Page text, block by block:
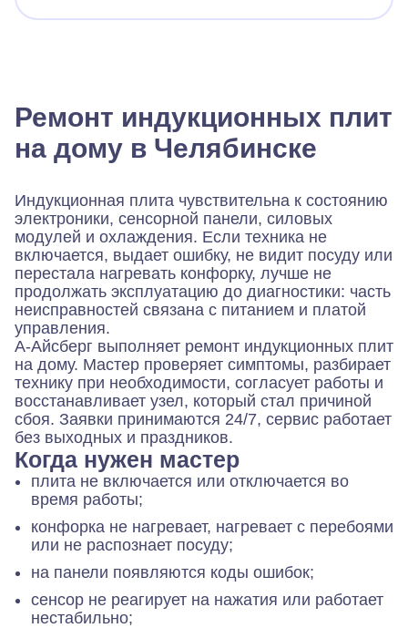
Ремонт индукционных плит
на дому в Челябинске
Индукционная плита чувствительна к состоянию
электроники, сенсорной панели, силовых
модулей и охлаждения. Если техника не
включается, выдает ошибку, не видит посуду или
перестала нагревать конфорку, лучше не
продолжать эксплуатацию до диагностики: часть
неисправностей связана с питанием и платой
управления.
А-Айсберг выполняет ремонт индукционных плит
на дому. Мастер проверяет симптомы, разбирает
технику при необходимости, согласует работы и
восстанавливает узел, который стал причиной
сбоя. Заявки принимаются 24/7, сервис работает
без выходных и праздников.
Когда нужен мастер
плита не включается или отключается во
время работы;
конфорка не нагревает, нагревает с перебоями
или не распознает посуду;
на панели появляются коды ошибок;
сенсор не реагирует на нажатия или работает
нестабильно;